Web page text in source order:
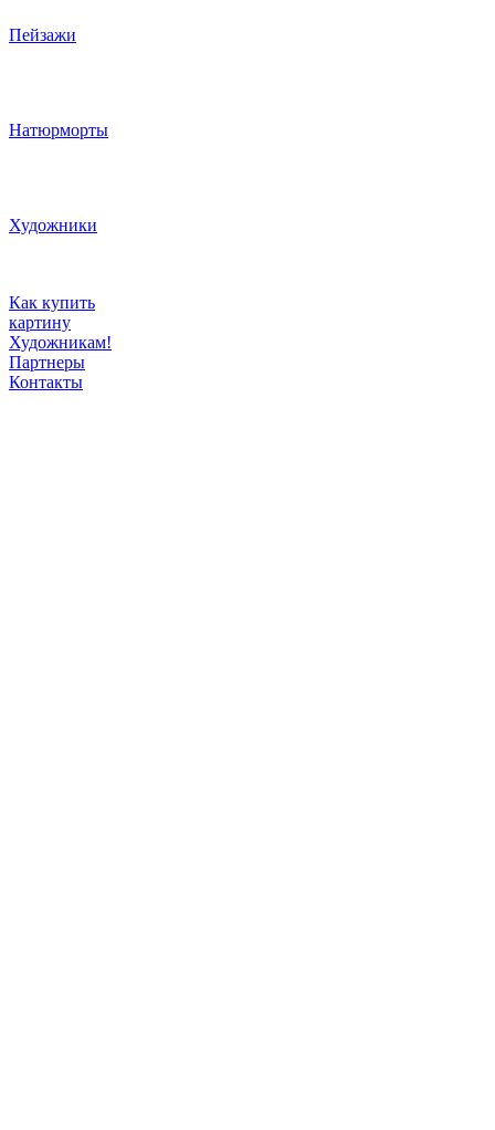
Пейзажи
Натюрморты
Художники
Как купить
картину
Художникам!
Партнеры
Контакты